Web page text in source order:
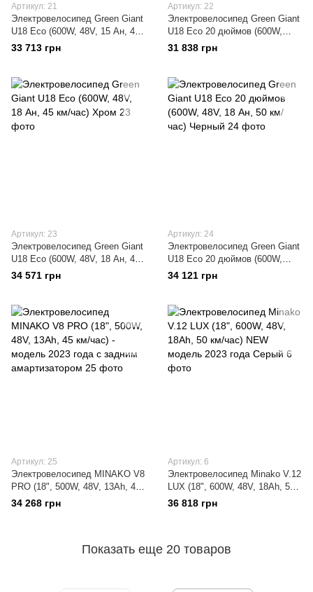
Артикул: 21
Электровелосипед Green Giant
U18 Eco (600W, 48V, 15 Ан, 45
км/час) Хром
33 713 грн
Артикул: 22
Электровелосипед Green Giant
U18 Eco 20 дюймов (600W,
48V, 15 Ан, 50 км/час) Черный
31 838 грн
Артикул: 23
Электровелосипед Green Giant
U18 Eco (600W, 48V, 18 Ан, 45
км/час) Хром
34 571 грн
Артикул: 24
Электровелосипед Green Giant
U18 Eco 20 дюймов (600W,
48V, 18 Ан, 50 км/час) Черный
34 121 грн
Артикул: 25
Электровелосипед MINAKO V8
PRO (18", 500W, 48V, 13Ah, 45
км/час) - модель 2023 года с
задним амартизатором
34 268 грн
Артикул: 6
Электровелосипед Minako V.12
LUX (18", 600W, 48V, 18Ah, 50
км/час) NEW модель 2023 года
36 818 грн
Показать еще 20 товаров